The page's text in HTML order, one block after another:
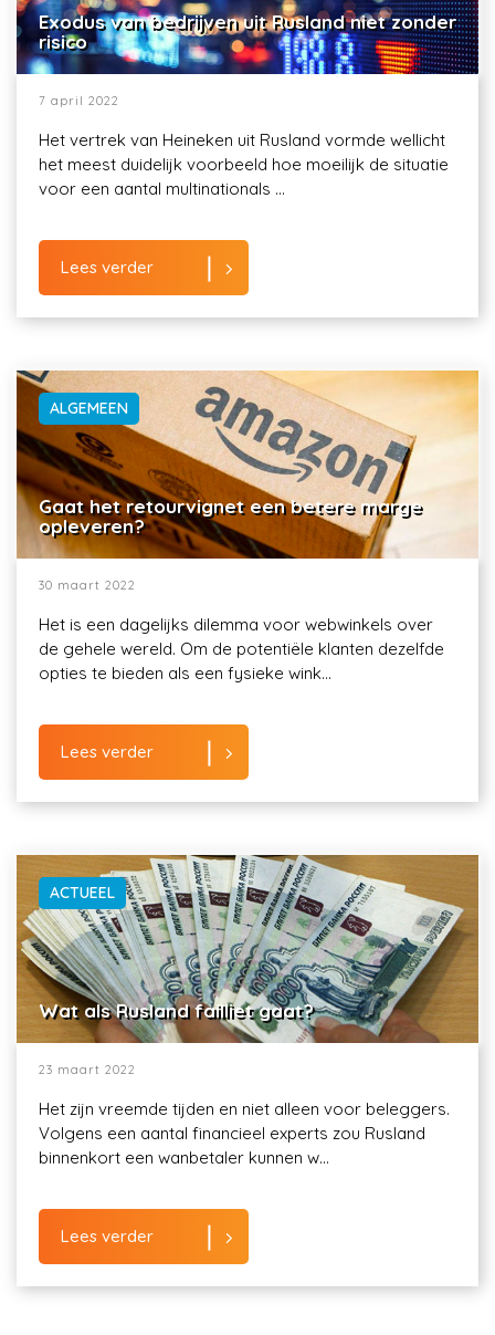
Exodus van bedrijven uit Rusland niet zonder
risico
7 april 2022
Het vertrek van Heineken uit Rusland vormde wellicht
het meest duidelijk voorbeeld hoe moeilijk de situatie
voor een aantal multinationals ...
Lees verder
ALGEMEEN
Gaat het retourvignet een betere marge
opleveren?
30 maart 2022
Het is een dagelijks dilemma voor webwinkels over
de gehele wereld. Om de potentiële klanten dezelfde
opties te bieden als een fysieke wink...
Lees verder
ACTUEEL
Wat als Rusland failliet gaat?
23 maart 2022
Het zijn vreemde tijden en niet alleen voor beleggers.
Volgens een aantal financieel experts zou Rusland
binnenkort een wanbetaler kunnen w...
Lees verder